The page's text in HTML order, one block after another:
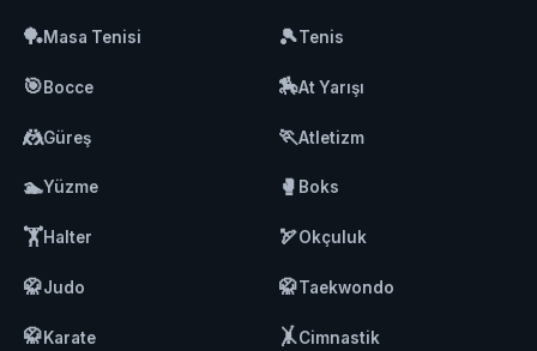
🏓Masa Tenisi 🎾Tenis
🎯Bocce 🏇At Yarışı
🤼Güreş 🏃Atletizm
🏊Yüzme 🥊 Boks
🏋️Halter 🏹Okçuluk
🥋Judo 🥋Taekwondo
🥋Karate 🤸Cimnastik